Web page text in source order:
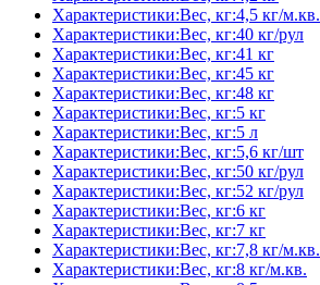
Характеристики:Вес, кг:4,5 кг/м.кв.
Характеристики:Вес, кг:40 кг/рул
Характеристики:Вес, кг:41 кг
Характеристики:Вес, кг:45 кг
Характеристики:Вес, кг:48 кг
Характеристики:Вес, кг:5 кг
Характеристики:Вес, кг:5 л
Характеристики:Вес, кг:5,6 кг/шт
Характеристики:Вес, кг:50 кг/рул
Характеристики:Вес, кг:52 кг/рул
Характеристики:Вес, кг:6 кг
Характеристики:Вес, кг:7 кг
Характеристики:Вес, кг:7,8 кг/м.кв.
Характеристики:Вес, кг:8 кг/м.кв.